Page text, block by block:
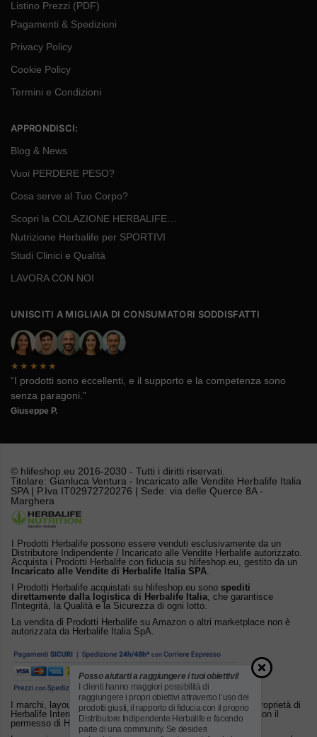
Listino Prezzi (PDF)
Pagamenti & Spedizioni
Privacy Policy
Cookie Policy
Termini e Condizioni
APPRONDISCI:
Blog & News
Vuoi PERDERE PESO?
Cosa serve al Tuo Corpo?
Scopri la COLAZIONE HERBALIFE…
Nutrizione Herbalife per SPORTIVI
Studi Clinici e Qualità
LAVORA CON NOI
UNISCITI A MIGLIAIA DI CONSUMATORI SODDISFATTI
★★★★★
“I prodotti sono eccellenti, e il supporto e la competenza sono
senza paragoni.”
Giuseppe P.
© hlifeshop.eu 2016-2030 - Tutti i diritti riservati.
Titolare: Gianluca Ventura - Incaricato alle Vendite Herbalife Italia
SPA | P.Iva IT02972720276 | Sede: via delle Querce 8A -
Marghera
I Prodotti Herbalife possono essere venduti esclusivamente da un
Distributore Indipendente / Incaricato alle Vendite Herbalife autorizzato.
Acquista i Prodotti Herbalife con fiducia su hlifeshop.eu, gestito da un
Incaricato alle Vendite di Herbalife Italia SPA.
I Prodotti Herbalife acquistati su hlifeshop.eu sono spediti
direttamente dalla logistica di Herbalife Italia, che garantisce
l'Integrità, la Qualità e la Sicurezza di ogni lotto.
La vendita di Prodotti Herbalife su Amazon o altri marketplace non è
autorizzata da Herbalife Italia SpA.
I marchi, layout e altri diritti di proprietà intellettuale sono di proprietà di
Herbalife International, Inc. o dei suoi licenziatari. Utilizzato con il
permesso di Herbalife.
Posso aiutarti a raggiungere i tuoi obiettivi!
I clienti hanno maggiori possibilità di
raggiungere i propri obiettivi attraverso l’uso dei
prodotti giusti, il rapporto di fiducia con il proprio
Distributore Indipendente Herbalife e facendo
parte di una community. Se desideri